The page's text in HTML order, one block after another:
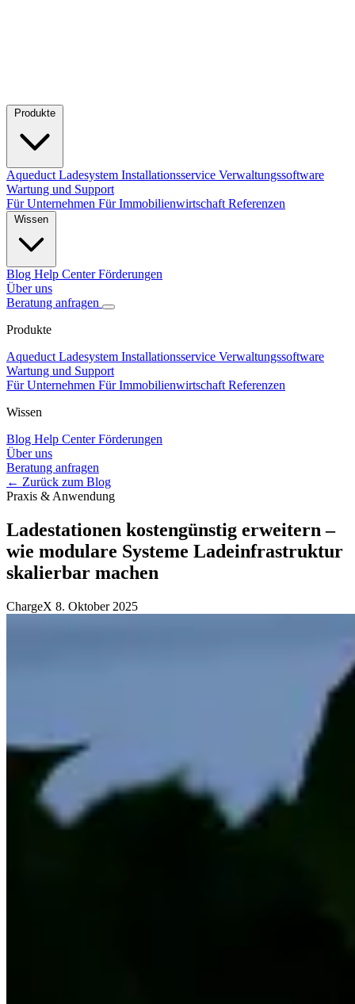
Aqueduct Ladesystem Installationsservice Verwaltungssoftware
Wartung und Support
Für Unternehmen Für Immobilienwirtschaft Referenzen
Blog Help CenterFörderungen
Über uns
Beratung anfragen
Produkte
Aqueduct Ladesystem Installationsservice Verwaltungssoftware
Wartung und Support
Für Unternehmen Für Immobilienwirtschaft Referenzen
Wissen
Blog Help CenterFörderungen
Über uns
Beratung anfragen
← Zurück zum Blog
Praxis & Anwendung
Ladestationen kostengünstig erweitern –
wie modulare Systeme Ladeinfrastruktur
skalierbar machen
ChargeX 8. Oktober 2025